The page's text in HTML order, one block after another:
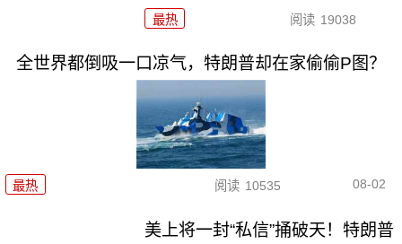
最热 阅读 19038
全世界都倒吸一口凉气，特朗普却在家偷偷P图？
最热 阅读 10535 08-02
美上将一封“私信”捅破天！特朗普